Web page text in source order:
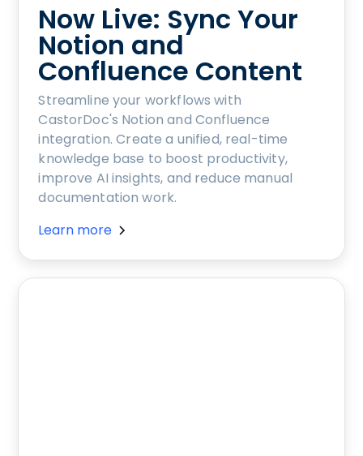
Now Live: Sync Your
Notion and
Confluence Content
Streamline your workflows with
CastorDoc's Notion and Confluence
integration. Create a unified, real-time
knowledge base to boost productivity,
improve AI insights, and reduce manual
documentation work.
Learn more